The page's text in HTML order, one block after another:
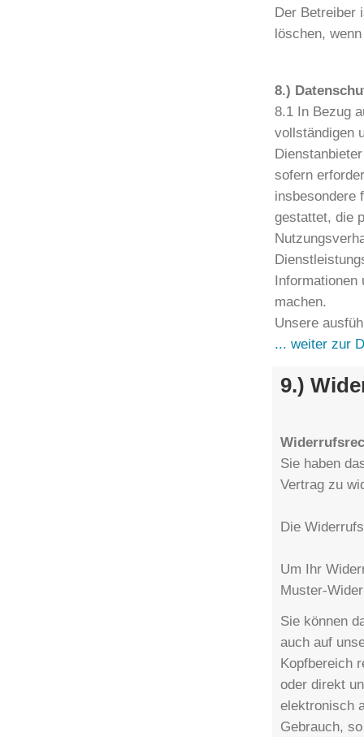
Der Betreiber
löschen,
8.)
8.1 In Bezug
vollständigen
sofern
insbesondere
gestattet, die
Informationen
machen.
Unsere
... weiter zur
9.)
Sie haben
Vertrag zu
Die
Um Ihr
Muster-
Sie können
auch auf
Kopfbereich
oder direkt
elektronisch
Gebrauch,